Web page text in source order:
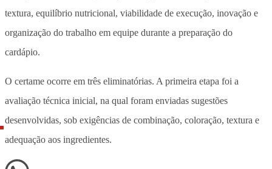
textura, equilíbrio nutricional, viabilidade de execução, inovação e
organização do trabalho em equipe durante a preparação do
cardápio.
O certame ocorre em três eliminatórias. A primeira etapa foi a
avaliação técnica inicial, na qual foram enviadas sugestões
desenvolvidas, sob exigências de combinação, coloração, textura e
adequação aos ingredientes.